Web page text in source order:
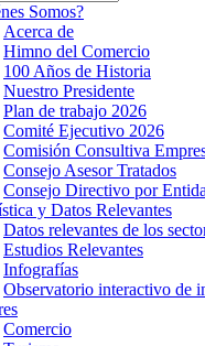
Somos?
Acerca de
Himno del Comercio
100 Años de Historia
Nuestro Presidente
Plan de trabajo 2026
Comité Ejecutivo 2026
Comisión Consultiva
Consejo Asesor Tratados
Consejo Directivo por
y Datos Relevantes
Datos relevantes de los
Estudios Relevantes
Infografías
Observatorio interactivo de
Comercio